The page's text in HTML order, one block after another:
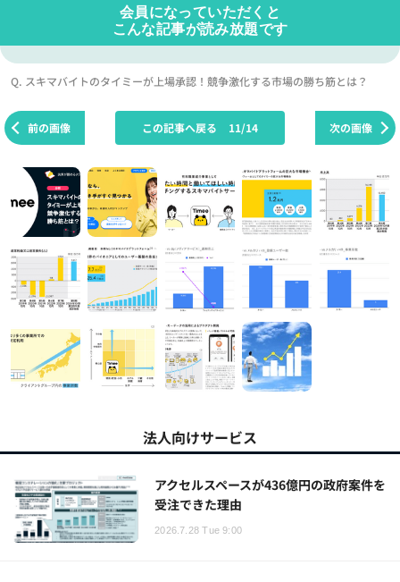
会員になっていただくと
こんな記事が読み放題です
Q. スキマバイトのタイミーが上場承認！競争激化する市場の勝ち筋とは？
前の画像 次の画像
この記事へ戻る 11/14
法人向けサービス
アクセルスペースが436億円の政府案件を
受注できた理由
2026.7.28 Tue 9:00